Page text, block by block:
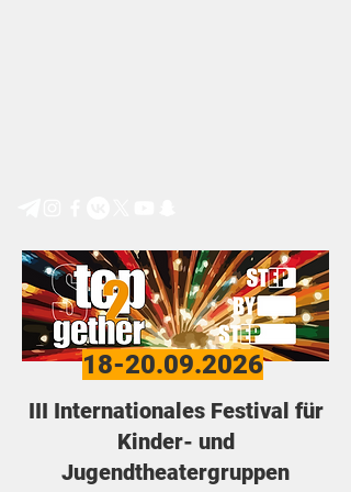
18-20.09.2026
III Internationales Festival für
Kinder- und
Jugendtheatergruppen